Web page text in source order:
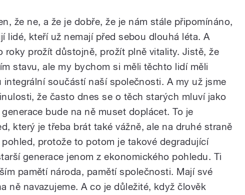
že ne, a že je dobře, že je nám stále připomínáno,
lidé, kteří už nemají před sebou dlouhá léta. A
roky prožít důstojně, prožít plně vitality. Jistě, že
stavu, ale my bychom si měli těchto lidí měli
integrální součástí naší společnosti. A my už jsme
že často dnes se o těch starých mluví jako
bude na ně muset doplácet. To je
který je třeba brát také vážně, ale na druhé straně
protože to potom je takové degradující
generace jenom z ekonomického pohledu. Ti
pamětí národa, pamětí společnosti. Mají své
ně navazujeme. A co je důležité, když člověk